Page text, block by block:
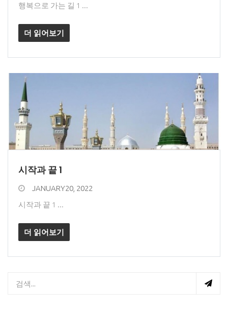
행복으로 가는 길 1 ...
더 읽어보기
시작과 끝 1
JANUARY20, 2022
시작과 끝 1 ...
더 읽어보기